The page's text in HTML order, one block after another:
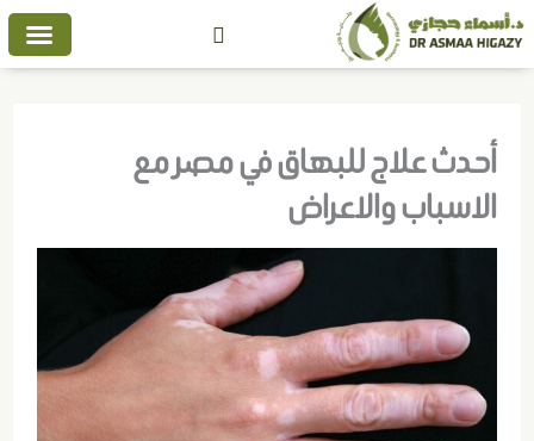
تخطي
إلى
أحدث علاج للبهاق في مصر مع
الاسباب والاعراض